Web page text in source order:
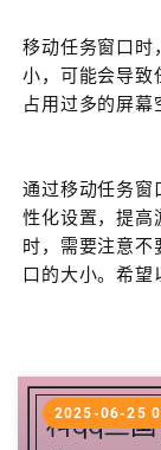
移动任务窗口时
小，可能会导致
占用过多的屏幕
通过移动任务窗
性化设置，提高
时，需要注意不
口的大小。希望
2025-06-25